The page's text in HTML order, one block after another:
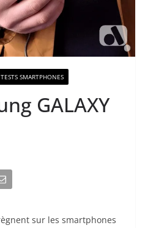
TESTS SMARTPHONES
GALAXY
sur les smartphones